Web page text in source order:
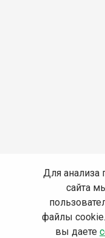
Для анализа
сайта
файлы
вы даете